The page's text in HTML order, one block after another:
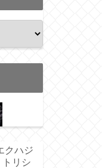
クハジ
トリシ